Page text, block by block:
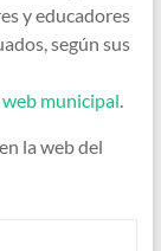
y educadores
según sus
web municipal.
la web del